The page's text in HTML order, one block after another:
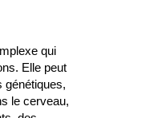
qui
Elle peut
génétiques,
le cerveau,